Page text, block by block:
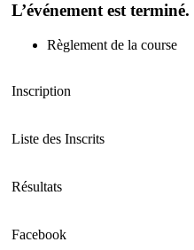
L’événement est terminé.
Règlement de la course
Inscription
Liste des Inscrits
Résultats
Facebook